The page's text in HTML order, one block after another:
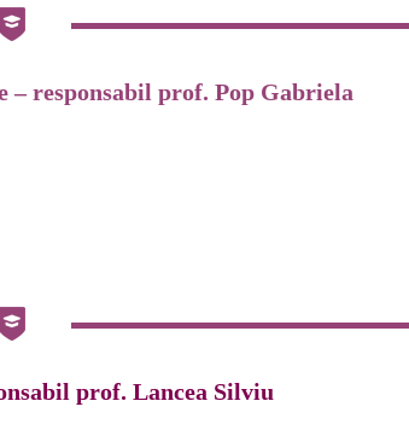
responsabil prof. Pop Gabriela
prof. Lancea Silviu